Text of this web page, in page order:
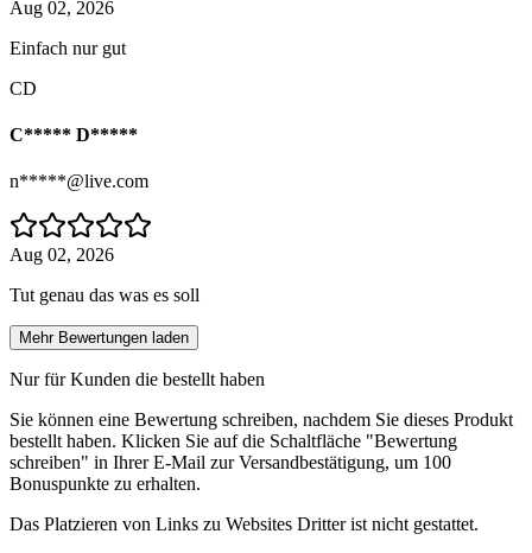
Aug 02, 2026
Einfach nur gut
CD
C***** D*****
n*****@live.com
Aug 02, 2026
Tut genau das was es soll
Mehr Bewertungen laden
Nur für Kunden die bestellt haben
Sie können eine Bewertung schreiben, nachdem Sie dieses Produkt
bestellt haben. Klicken Sie auf die Schaltfläche "Bewertung
schreiben" in Ihrer E-Mail zur Versandbestätigung, um 100
Bonuspunkte zu erhalten.
Das Platzieren von Links zu Websites Dritter ist nicht gestattet.